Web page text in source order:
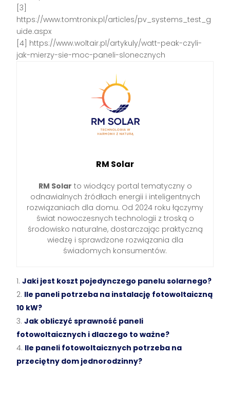
[3]
https://www.tomtronix.pl/articles/pv_systems_test_g
uide.aspx
[4] https://www.woltair.pl/artykuly/watt-peak-czyli-
jak-mierzy-sie-moc-paneli-slonecznych
RM Solar
RM Solar to wiodący portal tematyczny o
odnawialnych źródłach energii i inteligentnych
rozwiązaniach dla domu. Od 2024 roku łączymy
świat nowoczesnych technologii z troską o
środowisko naturalne, dostarczając praktyczną
wiedzę i sprawdzone rozwiązania dla
świadomych konsumentów.
Jaki jest koszt pojedynczego panelu solarnego?
Ile paneli potrzeba na instalację fotowoltaiczną
10 kW?
Jak obliczyć sprawność paneli
fotowoltaicznych i dlaczego to ważne?
Ile paneli fotowoltaicznych potrzeba na
przeciętny dom jednorodzinny?